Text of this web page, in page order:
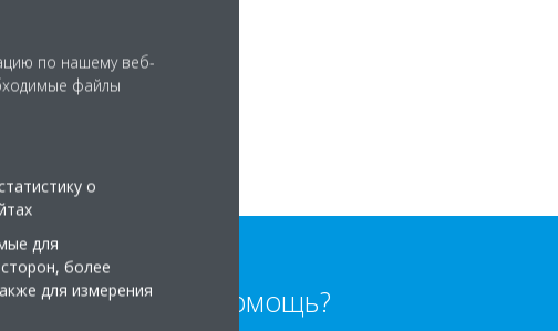
Нужна помощь?
по нашему веб-
файлы
о
для
более
для измерения